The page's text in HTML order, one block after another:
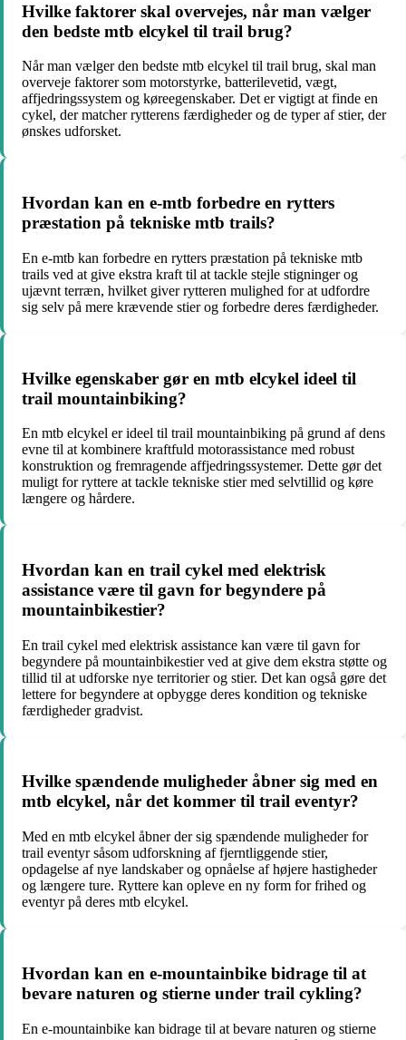
Hvilke faktorer skal overvejes, når man vælger
den bedste mtb elcykel til trail brug?
Når man vælger den bedste mtb elcykel til trail brug, skal man
overveje faktorer som motorstyrke, batterilevetid, vægt,
affjedringssystem og køreegenskaber. Det er vigtigt at finde en
cykel, der matcher rytterens færdigheder og de typer af stier, der
ønskes udforsket.
Hvordan kan en e-mtb forbedre en rytters
præstation på tekniske mtb trails?
En e-mtb kan forbedre en rytters præstation på tekniske mtb
trails ved at give ekstra kraft til at tackle stejle stigninger og
ujævnt terræn, hvilket giver rytteren mulighed for at udfordre
sig selv på mere krævende stier og forbedre deres færdigheder.
Hvilke egenskaber gør en mtb elcykel ideel til
trail mountainbiking?
En mtb elcykel er ideel til trail mountainbiking på grund af dens
evne til at kombinere kraftfuld motorassistance med robust
konstruktion og fremragende affjedringssystemer. Dette gør det
muligt for ryttere at tackle tekniske stier med selvtillid og køre
længere og hårdere.
Hvordan kan en trail cykel med elektrisk
assistance være til gavn for begyndere på
mountainbikestier?
En trail cykel med elektrisk assistance kan være til gavn for
begyndere på mountainbikestier ved at give dem ekstra støtte og
tillid til at udforske nye territorier og stier. Det kan også gøre det
lettere for begyndere at opbygge deres kondition og tekniske
færdigheder gradvist.
Hvilke spændende muligheder åbner sig med en
mtb elcykel, når det kommer til trail eventyr?
Med en mtb elcykel åbner der sig spændende muligheder for
trail eventyr såsom udforskning af fjerntliggende stier,
opdagelse af nye landskaber og opnåelse af højere hastigheder
og længere ture. Ryttere kan opleve en ny form for frihed og
eventyr på deres mtb elcykel.
Hvordan kan en e-mountainbike bidrage til at
bevare naturen og stierne under trail cykling?
En e-mountainbike kan bidrage til at bevare naturen og stierne